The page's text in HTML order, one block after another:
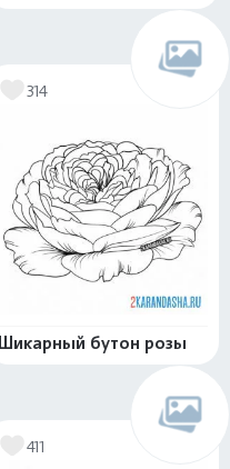
314
Шикарный бутон розы
411